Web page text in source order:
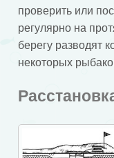
проверить или
регулярно на
берегу разводят
некоторых